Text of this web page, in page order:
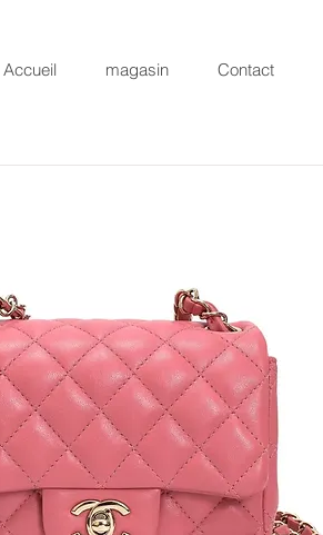
Accueil magasin Contact